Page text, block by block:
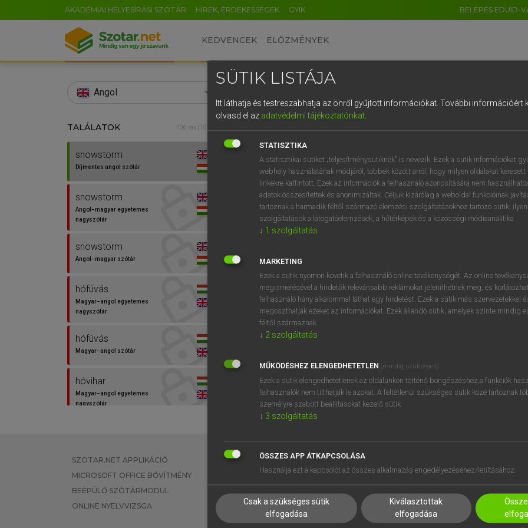
AKADÉMIAI HELYESÍRÁSI SZÓTÁR HÍREK, ÉRDEKESSÉGEK GYIK BELÉPÉS EDUID-
KEDVENCEK ELŐZMÉNYEK
Angol
TALÁLATOK 106 ms (10 db)
snowstorm
Díjmentes angol szótár
snowstorm
Angol−magyar egyetemes
nagyszótár
snowstorm
Angol−magyar szótár
hófúvás
Magyar−angol egyetemes
nagyszótár
hófúvás
Magyar−angol szótár
hóvihar
Magyar−angol egyetemes
nagyszótár
hóvihar-figyelmeztetés
Magyar−angol egyetemes
nagyszótár
Díjmentes angol szótár
snowstorm fn hóvihar
⚲ snowstormkeresése szótárainkban
SZOTAR.NET APPLIKÁCIÓ
MICROSOFT OFFICE BŐVÍTMÉNY
BEÉPÜLŐ SZÓTÁRMODUL
ONLINE NYELVVIZSGA
EGYÉNI FELHASZNÁLÓKNAK
TANULÓKNAK
VÁLLALATI MEGOLDÁSOK
SÚGÓ
RÓLUNK
SÜTI BEÁLLÍTÁSOK
SÜTIK LISTÁJA
Itt láthatja és testreszabhatja az önről gyűjtött információkat. További információért
olvasd el az adatvédelmi tájékoztatónkat.
STATISZTIKA
A statisztikai sütiket „teljesítménysütiknek” is nevezik. Ezek a sütik információkat
webhely használatának módjáról, többek között arról, hogy milyen oldalakat keresett
linkekre kattintott. Ezek az információk a felhasználó azonosítására nem
adatok összesítettek és anonimizáltak. Céljuk kizárólag a weboldal funkcióinak
tartoznak a harmadik féltől származó elemzési szolgáltatásokhoz tartozó sütik;
szolgáltatások a látogatóelemzések, a hőtérképek és a közösségi médiaanalitika.
↓ 1 szolgáltatás
MARKETING
Ezek a sütik nyomon követik a felhasználó online tevékenységét. Az online
megismerésével a hirdetők relevánsabb reklámokat jeleníthetnek meg, és
felhasználó hány alkalommal láthat egy hirdetést. Ezek a sütik más szervezetekkel
megoszthatják ezeket az információkat. Ezek állandó sütik, amelyek szinte mindig
féltől származnak.
↓ 2 szolgáltatás
MŰKÖDÉSHEZ ELENGEDHETETLEN (mindig szükséges)
Ezek a sütik elengedhetetlenek az oldalunkon történő böngészéshez,a funkciók
felhasználók nem tilthatják le azokat. A feltétlenül szükséges sütik közé tartoznak
személyre szabott beállításokat kezelő sütik.
↓ 3 szolgáltatás
ÖSSZES APP ÁTKAPCSOLÁSA
Használja ezt a kapcsolót az összes alkalmazás engedélyezéséhez/letiltásához.
Csak a szükséges sütik
elfogadása
Kiválasztottak
elfogadása
EN HU DE CN FR ES IT NL
0 1 2 3 4 5 6 7 8 9
q w e r t z u i
a s d f g h j k l é
í y x c v b n m , .